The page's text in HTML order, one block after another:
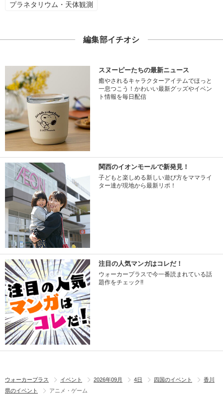
プラネタリウム・天体観測
編集部イチオシ
スヌーピーたちの最新ニュース
癒やされるキャラクターアイテムでほっと
一息つこう！かわいい最新グッズやイベン
ト情報を毎日配信
関西のイオンモールで新発見！
子どもと楽しめる新しい遊び方をママライ
ター達が現地から最新リポ！
注目の人気マンガはコレだ！
ウォーカープラスで今一番読まれている話
題作をチェック!!
ウォーカープラス イベント 2026年09月 4日 四国のイベント
香川
県のイベント
アニメ・ゲーム